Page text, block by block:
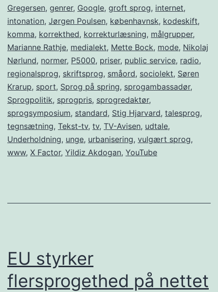
sprogudvikler
Gregersen, genrer, Google, groft sprog, internet,
intonation, Jørgen Poulsen, københavnsk, kodeskift,
komma, korrekthed, korrekturlæsning, målgrupper,
Marianne Rathje, medialekt, Mette Bock, mode, Nikolaj
Nørlund, normer, P5000, priser, public service, radio,
regionalsprog, skriftsprog, småord, sociolekt, Søren
Krarup, sport, Sprog på spring, sprogambassadør,
Sprogpolitik, sprogpris, sprogredaktør,
sprogsymposium, standard, Stig Hjarvard, talesprog,
tegnsætning, Tekst-tv, tv, TV-Avisen, udtale,
Underholdning, unge, urbanisering, vulgært sprog,
www, X Factor, Yildiz Akdogan, YouTube
EU styrker
flersprogethed på nettet